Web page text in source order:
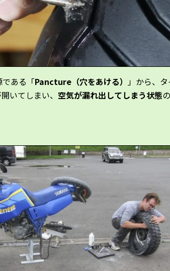
ある「Pancture（穴をあける） 」から、
いてしまい、 空気が漏れ出してしまう状態